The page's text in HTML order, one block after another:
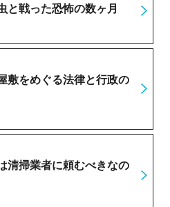
と戦った恐怖の数ヶ月
敷をめぐる法律と行政の
清掃業者に頼むべきなの